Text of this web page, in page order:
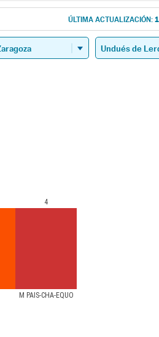
ÚLTIMA ACTUALIZACIÓN:
M PAÍS-CHA-EQUO
4